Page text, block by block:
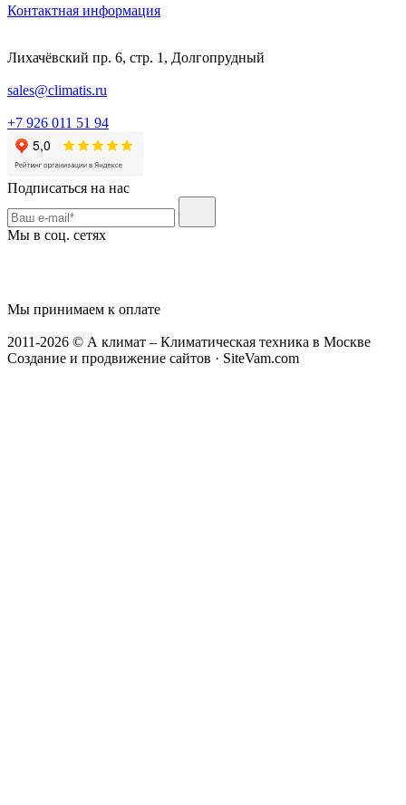
Контактная информация
Лихачёвский пр. 6, стр. 1, Долгопрудный
sales@climatis.ru
+7 926 011 51 94
Подписаться на нас
Мы в соц. сетях
Мы принимаем к оплате
2011-2026 © А климат – Климатическая техника в Москве
Создание и продвижение сайтов · SiteVam.com